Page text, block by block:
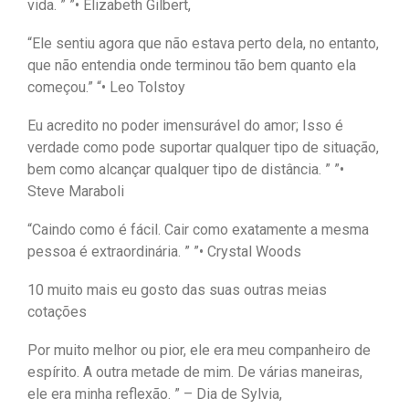
vida. ” ”• Elizabeth Gilbert,
“Ele sentiu agora que não estava perto dela, no entanto,
que não entendia onde terminou tão bem quanto ela
começou.” “• Leo Tolstoy
Eu acredito no poder imensurável do amor; Isso é
verdade como pode suportar qualquer tipo de situação,
bem como alcançar qualquer tipo de distância. ” ”•
Steve Maraboli
“Caindo como é fácil. Cair como exatamente a mesma
pessoa é extraordinária. ” ”• Crystal Woods
10 muito mais eu gosto das suas outras meias
cotações
Por muito melhor ou pior, ele era meu companheiro de
espírito. A outra metade de mim. De várias maneiras,
ele era minha reflexão. ” – Dia de Sylvia,